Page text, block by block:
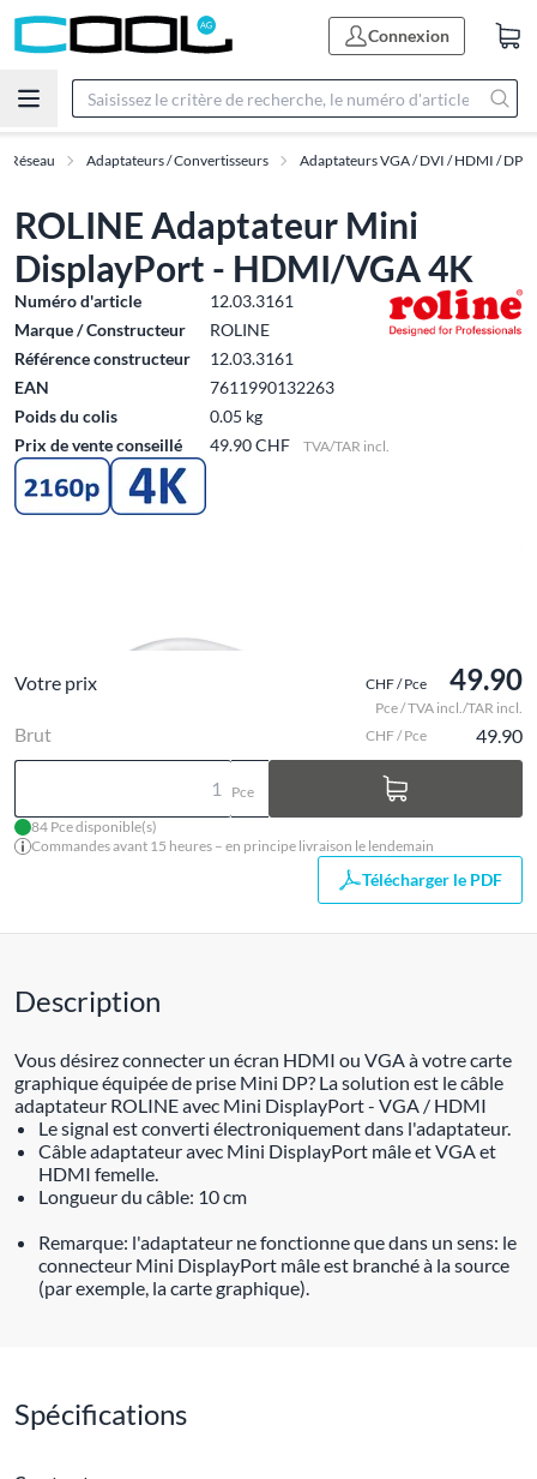
Connexion
Réseau Adaptateurs / Convertisseurs Adaptateurs VGA / DVI / HDMI / DP
ROLINE Adaptateur Mini
DisplayPort - HDMI/VGA 4K
Numéro d'article
12.03.3161
Marque / Constructeur
ROLINE
Référence constructeur
12.03.3161
EAN
7611990132263
Poids du colis
0.05 kg
Prix de vente conseillé
49.90 CHF TVA/TAR incl.
Votre prix CHF / Pce 49.90
Pce / TVA incl./TAR incl.
Brut CHF / Pce 49.90
Pce
84 Pce disponible(s)
Commandes avant 15 heures – en principe livraison le lendemain
Télécharger le PDF
Description
Vous désirez connecter un écran HDMI ou VGA à votre carte
graphique équipée de prise Mini DP? La solution est le câble
adaptateur ROLINE avec Mini DisplayPort - VGA / HDMI
Le signal est converti électroniquement dans l'adaptateur.
Câble adaptateur avec Mini DisplayPort mâle et VGA et
HDMI femelle.
Longueur du câble: 10 cm
Remarque: l'adaptateur ne fonctionne que dans un sens: le
connecteur Mini DisplayPort mâle est branché à la source
(par exemple, la carte graphique).
Spécifications